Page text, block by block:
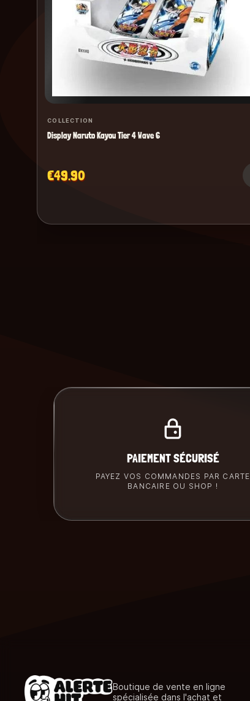
COLLECTION
Display Naruto Kayou Tier 4 Wave 6
€49.90
PAIEMENT SÉCURISÉ
PAYEZ VOS COMMANDES PAR CARTE
BANCAIRE OU SHOP !
Boutique de vente en ligne
spécialisée dans l'achat et